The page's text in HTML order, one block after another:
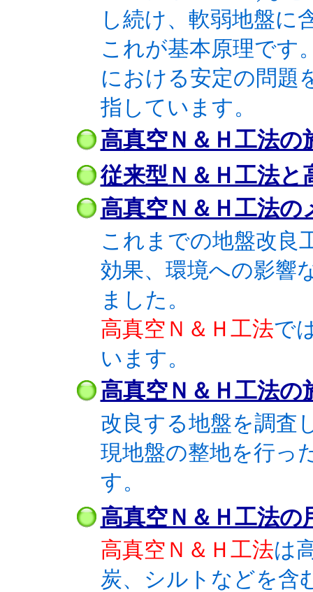
し続け、軟弱地盤に
これが基本原理です
における安定の問題
指しています。
高真空Ｎ＆Ｈ工法の
従来型Ｎ＆Ｈ工法と
高真空Ｎ＆Ｈ工法の
これまでの地盤改良
効果、環境への影響
ました。
高真空Ｎ＆Ｈ工法で
います。
高真空Ｎ＆Ｈ工法の
改良する地盤を調査
現地盤の整地を行っ
す。
高真空Ｎ＆Ｈ工法の
高真空Ｎ＆Ｈ工法は
炭、シルトなどを含